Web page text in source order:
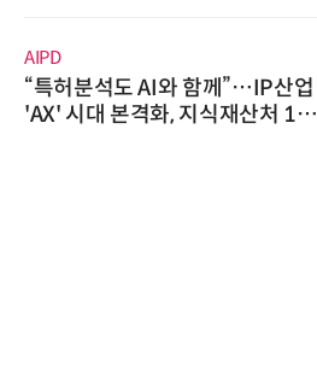
AIPD
“특허분석도 AI와 함께”…IP산업
'AX' 시대 본격화, 지식재산처 1호